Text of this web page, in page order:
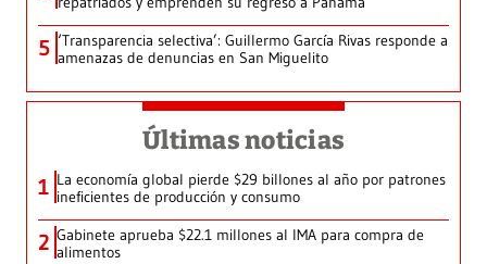
5 ‘Transparencia selectiva’: Guillermo García Rivas responde a
amenazas de denuncias en San Miguelito
Últimas noticias
1 La economía global pierde $29 billones al año por patrones
ineficientes de producción y consumo
2 Gabinete aprueba $22.1 millones al IMA para compra de
alimentos